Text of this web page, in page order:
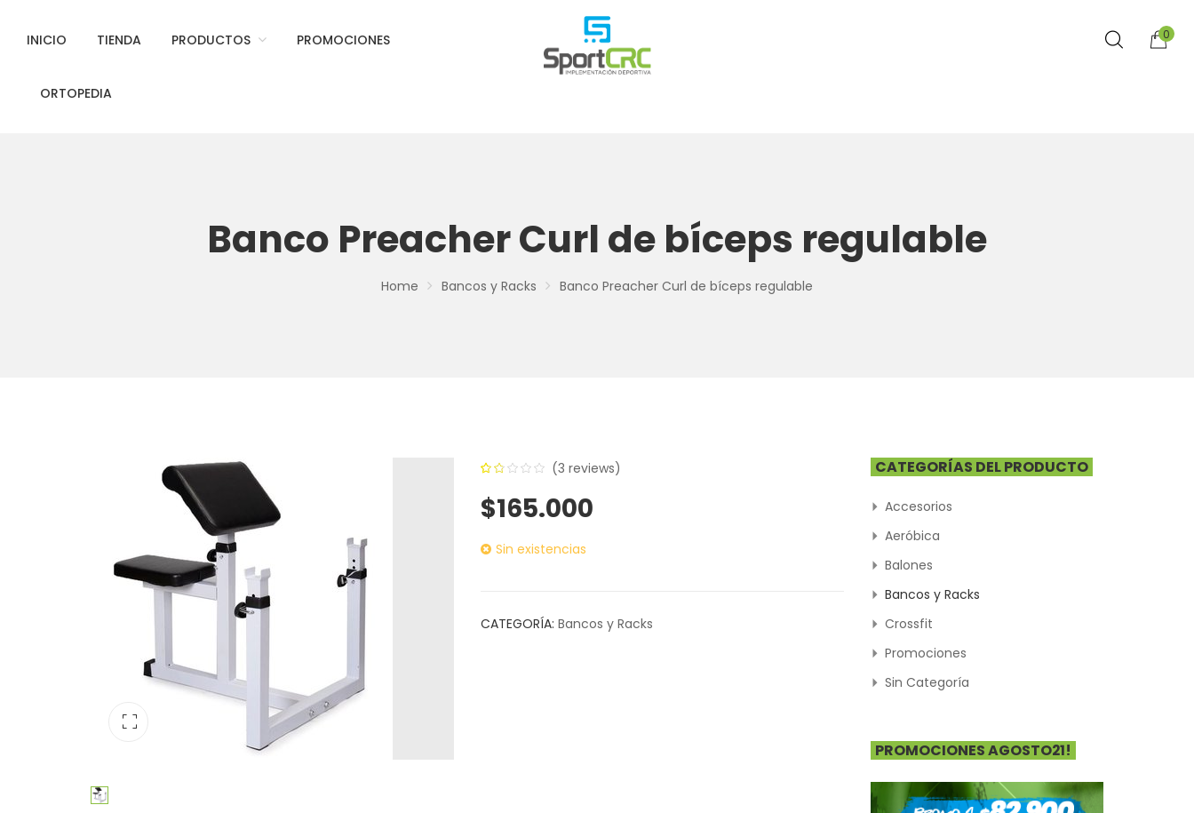
INICIO TIENDA PRODUCTOS PROMOCIONES
ORTOPEDIA
0
Banco Preacher Curl de bíceps regulable
Home Bancos y Racks Banco Preacher Curl de bíceps regulable
out
based
ratings
(3 reviews)
$165.000
Sin existencias
CATEGORÍA: Bancos y Racks
CATEGORÍAS DEL PRODUCTO
Accesorios
Aeróbica
Balones
Bancos y Racks
Crossfit
Promociones
Sin Categoría
PROMOCIONES AGOSTO21!